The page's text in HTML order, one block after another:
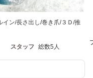
ン/長さ出し/巻き爪/３Ｄ/推
スタッフ 総数5人